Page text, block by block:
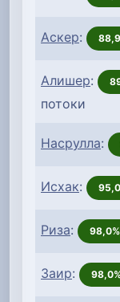
Аскер:
Алишер:
потоки
Насрулла:
Исхак:
Риза: 98,0%
Заир: